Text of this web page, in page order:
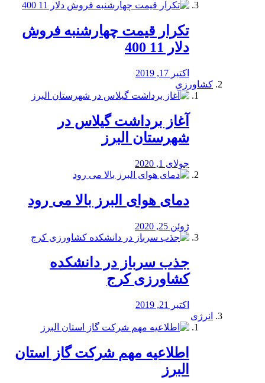
تکرار قیمت چهارشنبه فروش
دلار 11 400
اکتبر 17, 2019
کشاورزی
آغاز برداشت گیلاس در
شهرستان البرز
جولای 1, 2020
دمای هوای البرز بالا می رود
ژوئن 25, 2020
جذب سرباز در دانشکده
کشاورزی کرج
اکتبر 21, 2019
انرژی
️اطلاعیه مهم شرکت گاز استان
البرز